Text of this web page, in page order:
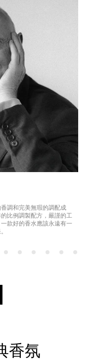
調和完美無瑕的調配成
比例調製配方，嚴謹的工
款好的香水應該永遠有一
香氛